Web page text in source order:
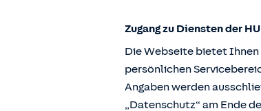
Zugang zu Diensten der
Die Webseite bietet Ihnen
persönlichen
Angaben werden
„Datenschutz“ am Ende